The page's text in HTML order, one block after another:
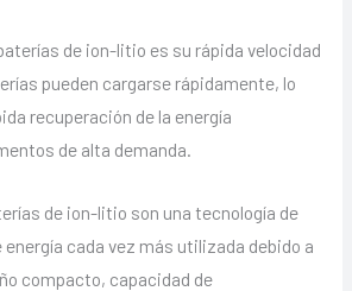
de ion-litio es su rápida velocidad
pueden cargarse rápidamente, lo
recuperación de la energía
de alta demanda.
de ion-litio son una tecnología de
cada vez más utilizada debido a
compacto, capacidad de